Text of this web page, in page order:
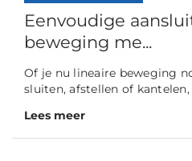
Eenvoudige
beweging me...
Of je nu lineaire beweging
sluiten, afstellen of kantelen,
Lees meer